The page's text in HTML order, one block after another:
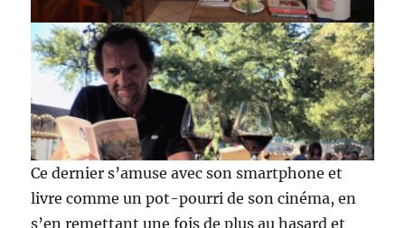
Ce dernier s’amuse avec son smartphone et
livre comme un pot-pourri de son cinéma, en
s’en remettant une fois de plus au hasard et